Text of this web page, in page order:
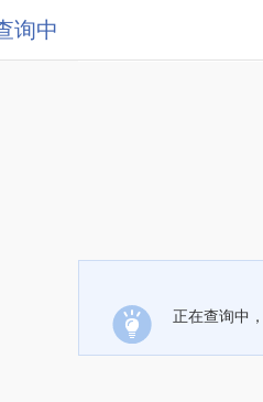
询中
正在查询中